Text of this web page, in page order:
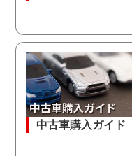
中古車購入ガイド